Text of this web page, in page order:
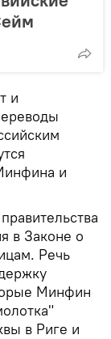
и
и
в Законе о
Речь
Минфин
в Риге и